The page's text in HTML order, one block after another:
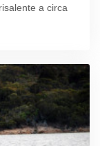
a circa